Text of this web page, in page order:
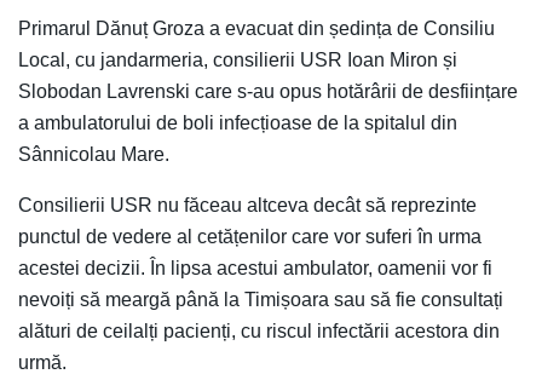
Primarul Dănuț Groza a evacuat din ședința de Consiliu
Local, cu jandarmeria, consilierii USR Ioan Miron și
Slobodan Lavrenski care s-au opus hotărârii de desființare
a ambulatorului de boli infecțioase de la spitalul din
Sânnicolau Mare.
Consilierii USR nu făceau altceva decât să reprezinte
punctul de vedere al cetățenilor care vor suferi în urma
acestei decizii. În lipsa acestui ambulator, oamenii vor fi
nevoiți să meargă până la Timișoara sau să fie consultați
alături de ceilalți pacienți, cu riscul infectării acestora din
urmă.